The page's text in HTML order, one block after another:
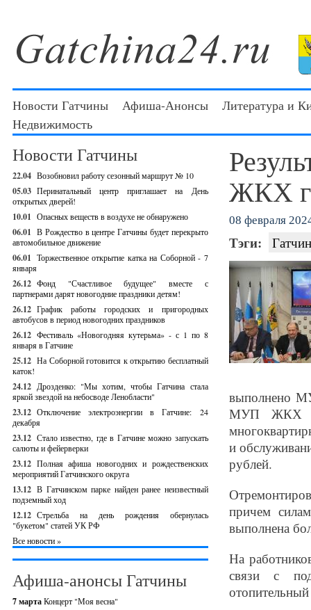
Новости Гатчины Афиша-Анонсы
Литература и
Недвижимость
Новости Гатчины
22.04 Возобновил работу сезонный маршрут № 10
05.03 Перинатальный центр приглашает на День
открытых дверей!
10.01 Опасных веществ в воздухе не обнаружено
06.01 В Рождество в центре Гатчины будет перекрыто
автомобильное движение
06.01 Торжественное открытие катка на Соборной - 7
января
26.12 Фонд "Счастливое будущее" вместе с
партнерами дарят новогодние праздники детям!
26.12 График работы городских и пригородных
автобусов в период новогодних праздников
26.12 Фестиваль «Новогодняя кутерьма» - с 1 по 8
января в Гатчине
25.12 На Соборной готовится к открытию бесплатный
каток!
24.12 Дрозденко: "Мы хотим, чтобы Гатчина стала
яркой звездой на небосводе Ленобласти"
23.12 Отключение электроэнергии в Гатчине: 24
декабря
23.12 Стало известно, где в Гатчине можно запускать
салюты и фейерверки
23.12 Полная афиша новогодних и рождественских
мероприятий Гатчинского округа
13.12 В Гатчинском парке найден ранее неизвестный
подземный ход
12.12 Стрельба на день рождения обернулась
"букетом" статей УК РФ
Все новости »
Афиша-анонсы Гатчины
7 мартаКонцерт "Моя весна"
ЖКХ
08 февраля
Тэги:
выполнено
МУП ЖКХ
и
рублей.
причем
выполнена
На
связи с
отопительный